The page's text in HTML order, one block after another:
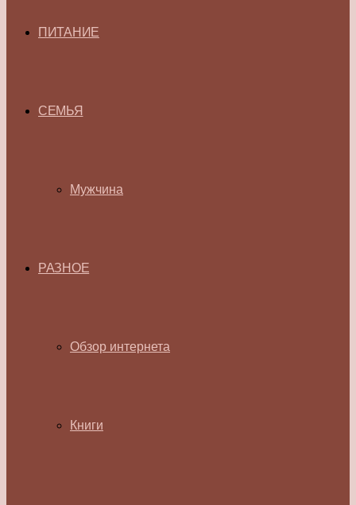
ПИТАНИЕ
СЕМЬЯ
Мужчина
РАЗНОЕ
Обзор интернета
Книги